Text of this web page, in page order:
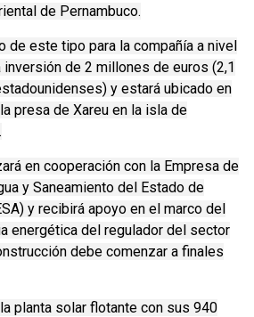
de Pernambuco.
de este tipo para la compañía a nivel
inversión de 2 millones de euros (2,1
y estará ubicado en
presa de Xareu en la isla de
en cooperación con la Empresa de
y Saneamiento del Estado de
y recibirá apoyo en el marco del
energética del regulador del sector
debe comenzar a finales
planta solar flotante con sus 940